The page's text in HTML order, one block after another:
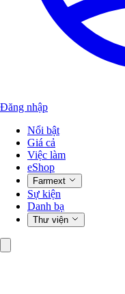
Đăng nhập
Nổi bật
Giá cả
Việc làm
eShop
Farmext
Sự kiện
Danh bạ
Thư viện